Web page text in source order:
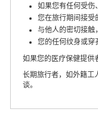
如果您有任何受伤
您在旅行期间接受
与他人的密切接触
您的任何纹身或穿
如果您的医疗保健提供
长期旅行者，如外籍工
谈。